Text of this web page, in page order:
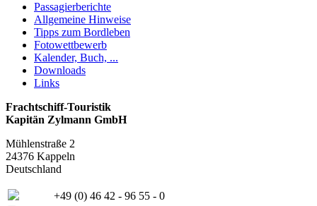
Passagierberichte
Allgemeine Hinweise
Tipps zum Bordleben
Fotowettbewerb
Kalender, Buch, ...
Downloads
Links
Frachtschiff-Touristik
Kapitän Zylmann GmbH
Mühlenstraße 2
24376 Kappeln
Deutschland
+49 (0) 46 42 - 96 55 - 0